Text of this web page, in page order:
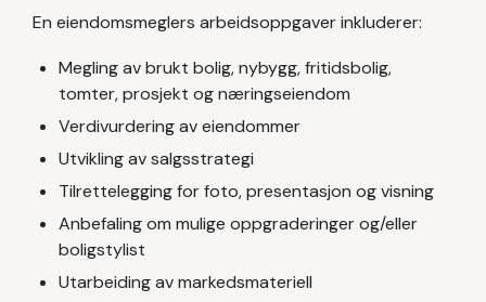
En eiendomsmeglers arbeidsoppgaver inkluderer:
Megling av brukt bolig, nybygg, fritidsbolig,
tomter, prosjekt og næringseiendom
Verdivurdering av eiendommer
Utvikling av salgsstrategi
Tilrettelegging for foto, presentasjon og visning
Anbefaling om mulige oppgraderinger og/eller
boligstylist
Utarbeiding av markedsmateriell